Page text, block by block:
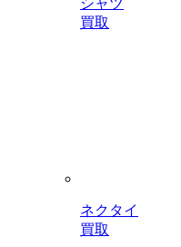
シャツ
買取
ネクタイ
買取